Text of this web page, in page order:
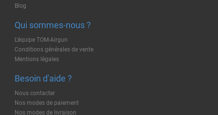
Blog
Qui sommes-nous ?
L'équipe TOM-Airgun
Conditions générales de vente
Mentions légales
Besoin d'aide ?
Nous contacter
Nos modes de paiement
Nos modes de livraison